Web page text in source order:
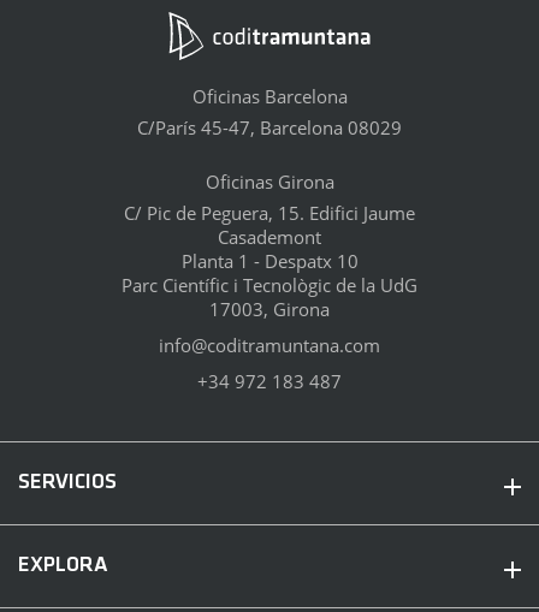
Oficinas Barcelona
C/París 45-47, Barcelona 08029
Oficinas Girona
C/ Pic de Peguera, 15. Edifici Jaume
Casademont
Planta 1 - Despatx 10
Parc Científic i Tecnològic de la UdG
17003, Girona
info@coditramuntana.com
+34 972 183 487
SERVICIOS
EXPLORA